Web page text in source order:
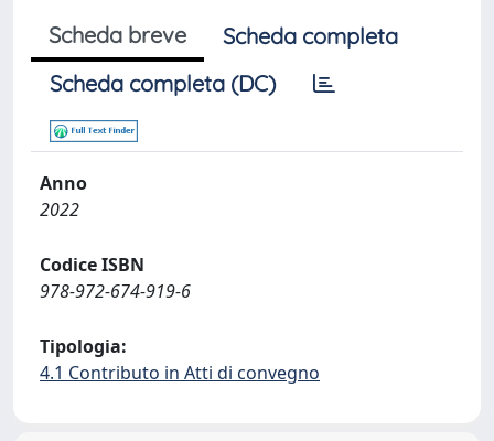
Scheda breve
Scheda completa
Scheda completa (DC)
Anno
2022
Codice ISBN
978-972-674-919-6
Tipologia:
4.1 Contributo in Atti di convegno